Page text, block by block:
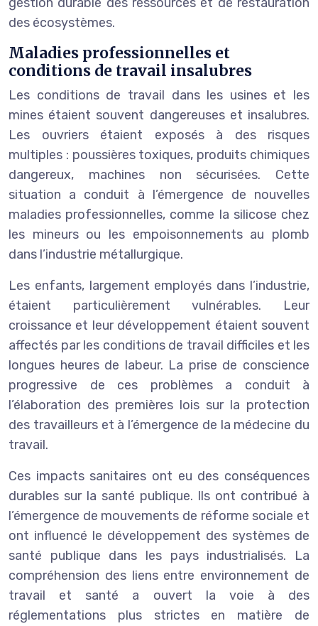
des écosystèmes.
Maladies professionnelles et
conditions de travail insalubres
Les conditions de travail dans les usines et les
mines étaient souvent dangereuses et insalubres.
Les ouvriers étaient exposés à des risques
multiples : poussières toxiques, produits chimiques
dangereux, machines non sécurisées. Cette
situation a conduit à l’émergence de nouvelles
maladies professionnelles, comme la silicose chez
les mineurs ou les empoisonnements au plomb
dans l’industrie métallurgique.
Les enfants, largement employés dans l’industrie,
étaient particulièrement vulnérables. Leur
croissance et leur développement étaient souvent
affectés par les conditions de travail difficiles et les
longues heures de labeur. La prise de conscience
progressive de ces problèmes a conduit à
l’élaboration des premières lois sur la protection
des travailleurs et à l’émergence de la médecine du
travail.
Ces impacts sanitaires ont eu des conséquences
durables sur la santé publique. Ils ont contribué à
l’émergence de mouvements de réforme sociale et
ont influencé le développement des systèmes de
santé publique dans les pays industrialisés. La
compréhension des liens entre environnement de
travail et santé a ouvert la voie à des
réglementations plus strictes en matière de